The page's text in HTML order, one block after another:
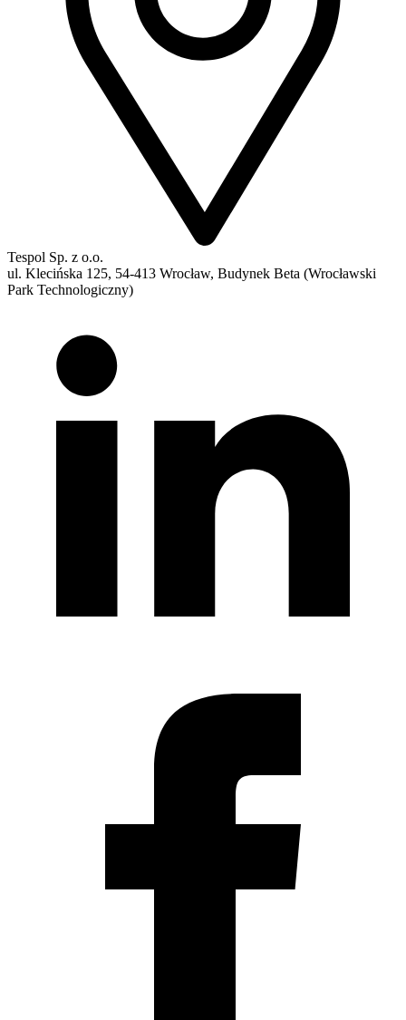
Tespol Sp. z o.o.
ul. Klecińska 125, 54-413 Wrocław, Budynek Beta (Wrocławski
Park Technologiczny)